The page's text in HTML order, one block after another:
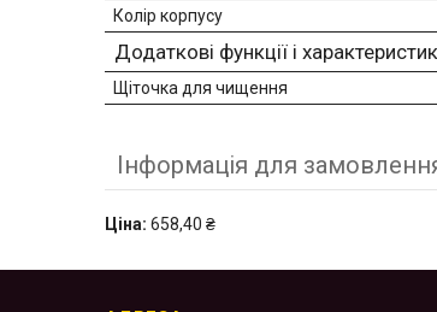
Колір корпусу
Додаткові функції і
Щіточка для чищення
Інформація для
Ціна: 658,40 ₴